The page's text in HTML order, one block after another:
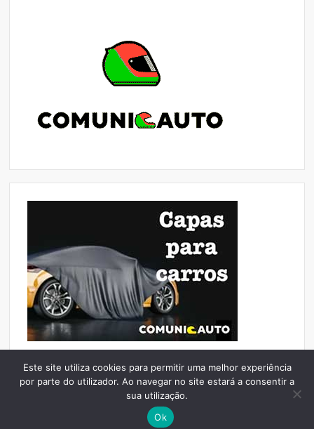
Theme: comunicauto
Este site utiliza cookies para permitir uma melhor experiência
por parte do utilizador. Ao navegar no site estará a consentir a
sua utilização.
Ok